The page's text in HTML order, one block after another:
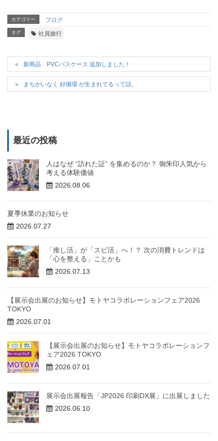
カテゴリー ブログ
タグ 社員旅行
新商品 PVCパスケース 追加しました！
まちがいなく 好循環 が生まれてるって話。
最近の投稿
人はなぜ “訪れた証” を集めるのか？ 御朱印人気から
考える体験価値
2026.08.06
夏季休業のお知らせ
2026.07.27
「推し活」が「スピ活」へ！？ 次の消費トレンドは
「心を整える」ことかも
2026.07.13
【展示会出展のお知らせ】モトヤコラボレーションフェア2026
TOKYO
2026.07.01
【展示会出展のお知らせ】モトヤコラボレーションフ
ェア2026 TOKYO
2026.07.01
展示会出展報告「JP2026 印刷DX展」に出展しました
2026.06.10